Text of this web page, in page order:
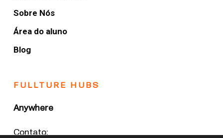
Sobre Nós
Área do aluno
Blog
FULLTURE HUBS
Anywhere
Contato: